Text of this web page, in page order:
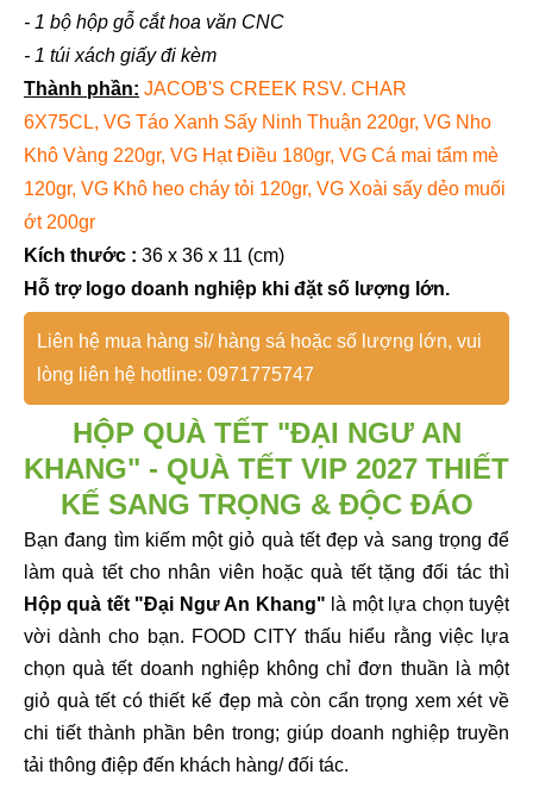
- 1 bộ hộp gỗ cắt hoa văn CNC
- 1 túi xách giấy đi kèm
Thành phần: JACOB'S CREEK RSV. CHAR
6X75CL, VG Táo Xanh Sấy Ninh Thuận 220gr, VG Nho
Khô Vàng 220gr, VG Hạt Điều 180gr, VG Cá mai tẩm mè
120gr, VG Khô heo cháy tỏi 120gr, VG Xoài sấy dẻo muối
ớt 200gr
Kích thước : 36 x 36 x 11 (cm)
Hỗ trợ logo doanh nghiệp khi đặt số lượng lớn.
Liên hệ mua hàng sỉ/ hàng sá hoặc số lượng lớn, vui
lòng liên hệ hotline: 0971775747
HỘP QUÀ TẾT "ĐẠI NGƯ AN
KHANG" - QUÀ TẾT VIP 2027 THIẾT
KẾ SANG TRỌNG & ĐỘC ĐÁO
Bạn đang tìm kiếm một giỏ quà tết đẹp và sang trọng để
làm quà tết cho nhân viên hoặc quà tết tặng đối tác thì
Hộp quà tết "Đại Ngư An Khang" là một lựa chọn tuyệt
vời dành cho bạn. FOOD CITY thấu hiểu rằng việc lựa
chọn quà tết doanh nghiệp không chỉ đơn thuần là một
giỏ quà tết có thiết kế đẹp mà còn cẩn trọng xem xét về
chi tiết thành phần bên trong; giúp doanh nghiệp truyền
tải thông điệp đến khách hàng/ đối tác.